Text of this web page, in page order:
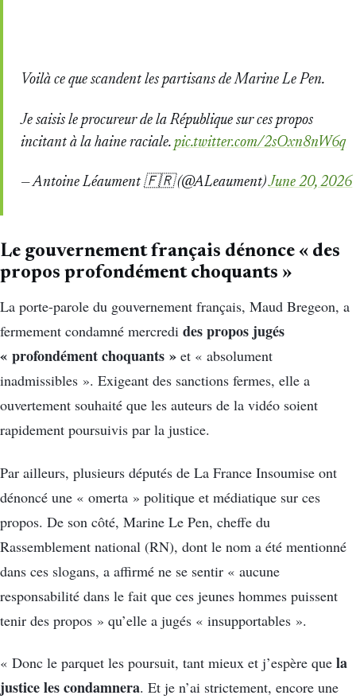
Voilà ce que scandent les partisans de Marine Le Pen.
Je saisis le procureur de la République sur ces propos
incitant à la haine raciale.pic.twitter.com/2sOxn8nW6q
— Antoine Léaument 🇫🇷 (@ALeaument)June 20, 2026
Le gouvernement français dénonce « des
propos profondément choquants »
La porte-parole du gouvernement français, Maud Bregeon, a
fermement condamné mercredi des propos jugés
« profondément choquants » et « absolument
inadmissibles ». Exigeant des sanctions fermes, elle a
ouvertement souhaité que les auteurs de la vidéo soient
rapidement poursuivis par la justice.
Par ailleurs, plusieurs députés de La France Insoumise ont
dénoncé une « omerta » politique et médiatique sur ces
propos. De son côté, Marine Le Pen, cheffe du
Rassemblement national (RN), dont le nom a été mentionné
dans ces slogans, a affirmé ne se sentir « aucune
responsabilité dans le fait que ces jeunes hommes puissent
tenir des propos » qu’elle a jugés « insupportables ».
« Donc le parquet les poursuit, tant mieux et j’espère que la
justice les condamnera. Et je n’ai strictement, encore une